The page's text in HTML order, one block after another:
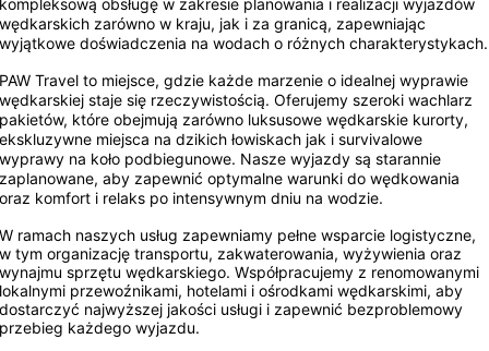
kompleksową obsługę w zakresie planowania i realizacji wyjazdów
wędkarskich zarówno w kraju, jak i za granicą, zapewniając
wyjątkowe doświadczenia na wodach o różnych charakterystykach.
PAW Travel to miejsce, gdzie każde marzenie o idealnej wyprawie
wędkarskiej staje się rzeczywistością. Oferujemy szeroki wachlarz
pakietów, które obejmują zarówno luksusowe wędkarskie kurorty,
ekskluzywne miejsca na dzikich łowiskach jak i survivalowe
wyprawy na koło podbiegunowe. Nasze wyjazdy są starannie
zaplanowane, aby zapewnić optymalne warunki do wędkowania
oraz komfort i relaks po intensywnym dniu na wodzie.
W ramach naszych usług zapewniamy pełne wsparcie logistyczne,
w tym organizację transportu, zakwaterowania, wyżywienia oraz
wynajmu sprzętu wędkarskiego. Współpracujemy z renomowanymi
lokalnymi przewoźnikami, hotelami i ośrodkami wędkarskimi, aby
dostarczyć najwyższej jakości usługi i zapewnić bezproblemowy
przebieg każdego wyjazdu.